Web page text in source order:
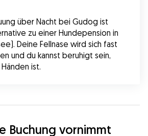
über Nacht bei Gudog ist
zu einer Hundepension in
Deine Fellnase wird sich fast
und du kannst beruhigt sein,
ist.
Buchung vornimmt